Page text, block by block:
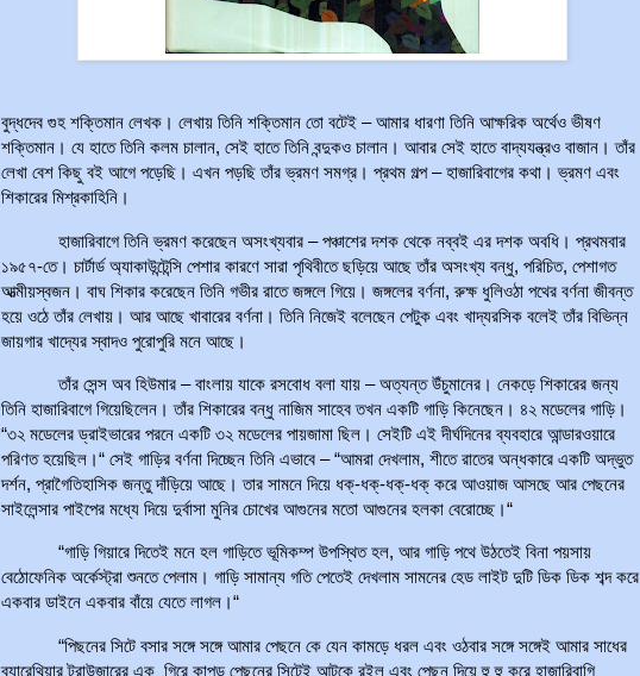
বুদ্ধদেব গুহ শক্তিমান লেখক। লেখায় তিনি শক্তিমান তো বটেই – আমার ধারণা তিনি আক্ষরিক অর্থেও ভীষণ
শক্তিমান। যে হাতে তিনি কলম চালান, সেই হাতে তিনি বন্দুকও চালান। আবার সেই হাতে বাদ্যযন্ত্রও বাজান। তাঁর
লেখা বেশ কিছু বই আগে পড়েছি। এখন পড়ছি তাঁর ভ্রমণ সমগ্র। প্রথম গল্প – হাজারিবাগের কথা। ভ্রমণ এবং
শিকারের মিশ্রকাহিনি।
হাজারিবাগে তিনি ভ্রমণ করেছেন অসংখ্যবার – পঞ্চাশের দশক থেকে নব্বই এর দশক অবধি। প্রথমবার
১৯৫৭-তে। চার্টার্ড অ্যাকাউন্টেন্সি পেশার কারণে সারা পৃথিবীতে ছড়িয়ে আছে তাঁর অসংখ্য বন্ধু, পরিচিত, পেশাগত
আত্মীয়স্বজন। বাঘ শিকার করেছেন তিনি গভীর রাতে জঙ্গলে গিয়ে। জঙ্গলের বর্ণনা, রুক্ষ ধুলিওঠা পথের বর্ণনা জীবন্ত
হয়ে ওঠে তাঁর লেখায়। আর আছে খাবারের বর্ণনা। তিনি নিজেই বলেছেন পেটুক এবং খাদ্যরসিক বলেই তাঁর বিভিন্ন
জায়গার খাদ্যের স্বাদও পুরোপুরি মনে আছে।
তাঁর সেন্স অব হিউমার – বাংলায় যাকে রসবোধ বলা যায় – অত্যন্ত উঁচুমানের। নেকড়ে শিকারের জন্য
তিনি হাজারিবাগে গিয়েছিলেন। তাঁর শিকারের বন্ধু নাজিম সাহেব তখন একটি গাড়ি কিনেছেন। ৪২ মডেলের গাড়ি।
“৩২ মডেলের ড্রাইভারের পরনে একটি ৩২ মডেলের পায়জামা ছিল। সেইটি এই দীর্ঘদিনের ব্যবহারে আন্ডারওয়ারে
পরিণত হয়েছিল।“ সেই গাড়ির বর্ণনা দিচ্ছেন তিনি এভাবে – “আমরা দেখলাম, শীতে রাতের অন্ধকারে একটি অদ্ভুত
দর্শন, প্রাগৈতিহাসিক জন্তু দাঁড়িয়ে আছে। তার সামনে দিয়ে ধক্‌-ধক্‌-ধক্‌-ধক্‌ করে আওয়াজ আসছে আর পেছনের
সাইলেন্সার পাইপের মধ্যে দিয়ে দুর্বাসা মুনির চোখের আগুনের মতো আগুনের হলকা বেরোচ্ছে।“
“গাড়ি গিয়ারে দিতেই মনে হল গাড়িতে ভূমিকম্প উপস্থিত হল, আর গাড়ি পথে উঠতেই বিনা পয়সায়
বেঠোফেনিক অর্কেস্ট্রা শুনতে পেলাম। গাড়ি সামান্য গতি পেতেই দেখলাম সামনের হেড লাইট দুটি ডিক ডিক শব্দ করে
একবার ডাইনে একবার বাঁয়ে যেতে লাগল।“
“পিছনের সিটে বসার সঙ্গে সঙ্গে আমার পেছনে কে যেন কামড়ে ধরল এবং ওঠবার সঙ্গে সঙ্গেই আমার সাধের
ব্যারেথিয়ার ট্রাউজারের এক গিরে কাপড় পেছনের সিটেই আটকে রইল এবং পেছন দিয়ে হু হু করে হাজারিবাগি